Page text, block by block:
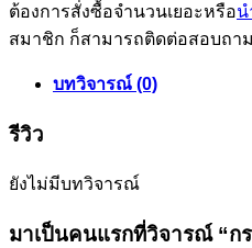
ต้องการสั่งซื้อจำนวนเยอะหรือน
สมาชิก ก็สามารถติดต่อสอบถาม
บทวิจารณ์ (0)
รีวิว
ยังไม่มีบทวิจารณ์
มาเป็นคนแรกที่วิจารณ์ “ก